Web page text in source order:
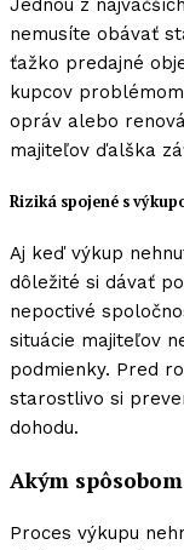
Jednou z
nemusíte obávať
ťažko predajné
kupcov
opráv alebo
majiteľov ďalška
Riziká spojené s
Aj keď výkup
dôležité si dávať
nepoctivé
situácie majiteľov
podmienky. Pred
starostlivo si
dohodu.
Akým
Proces výkupu